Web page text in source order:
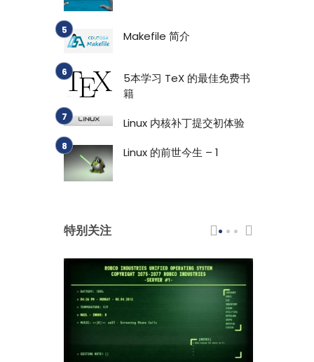
Makefile 简介
5本学习 TeX 的最佳免费书
籍
Linux 内核补丁提交初体验
Linux 的前世今生 – 1
特别关注